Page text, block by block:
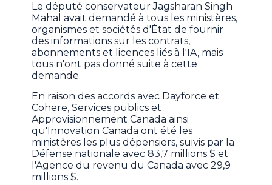
Le député conservateur Jagsharan Singh
Mahal avait demandé à tous les ministères,
organismes et sociétés d'État de fournir
des informations sur les contrats,
abonnements et licences liés à l'IA, mais
tous n'ont pas donné suite à cette
demande.
En raison des accords avec Dayforce et
Cohere, Services publics et
Approvisionnement Canada ainsi
qu'Innovation Canada ont été les
ministères les plus dépensiers, suivis par la
Défense nationale avec 83,7 millions $ et
l'Agence du revenu du Canada avec 29,9
millions $.